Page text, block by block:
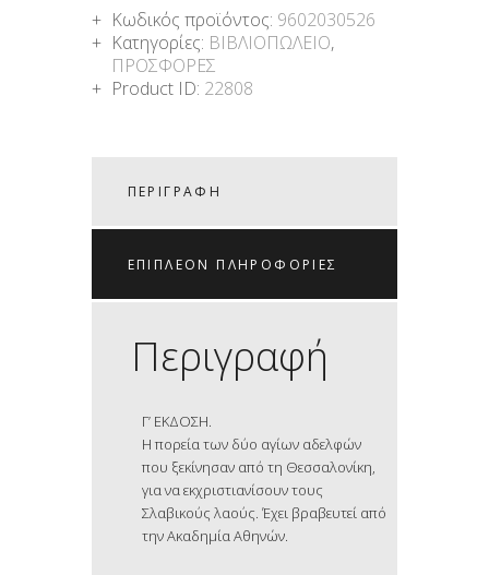
Κωδικός προϊόντος: 9602030526
Κατηγορίες: ΒΙΒΛΙΟΠΩΛΕΙΟ,
ΠΡΟΣΦΟΡΕΣ
Product ID: 22808
ΠΕΡΙΓΡΑΦΉ
ΕΠΙΠΛΈΟΝ ΠΛΗΡΟΦΟΡΊΕΣ
Περιγραφή
Γ’ ΕΚΔΟΣΗ.
Η πορεία των δύο αγίων αδελφών
που ξεκίνησαν από τη Θεσσαλονίκη,
για να εκχριστιανίσουν τους
Σλαβικούς λαούς. Έχει βραβευτεί από
την Ακαδημία Αθηνών.